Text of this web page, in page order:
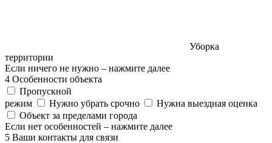
Уборка
территории
Если ничего не нужно – нажмите далее
4 Особенности объекта
Пропускной
режим
Нужно убрать срочно
Нужна выездная оценка
Объект за пределами города
Если нет особенностей – нажмите далее
5 Ваши контакты для связи